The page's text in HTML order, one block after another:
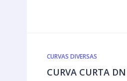
CURVAS DIVERSAS
CURVA CURTA